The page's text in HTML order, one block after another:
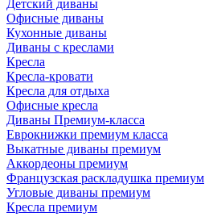
Детский диваны
Офисные диваны
Кухонные диваны
Диваны с креслами
Кресла
Кресла-кровати
Кресла для отдыха
Офисные кресла
Диваны Премиум-класса
Еврокнижки премиум класса
Выкатные диваны премиум
Аккордеоны премиум
Французская раскладушка премиум
Угловые диваны премиум
Кресла премиум